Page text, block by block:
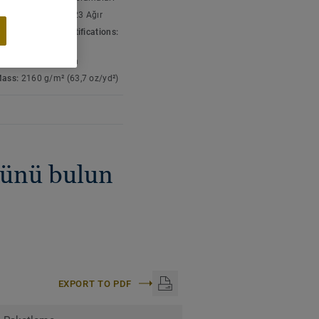
sıcak ve zengin bir
parça halı olarak
sınıflandırma:
23 Ağır
& environment certifications:
7,2 mm
2160 g/m² (63,7 oz/yd²)
bulun
EXPORT TO PDF